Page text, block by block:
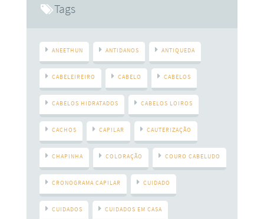
Tags
ANEETHUN ANTIDANOS ANTIQUEDA
CABELEIREIRO CABELO CABELOS
CABELOS HIDRATADOS CABELOS LOIROS
CACHOS CAPILAR CAUTERIZAÇÃO
CHAPINHA COLORAÇÃO COURO CABELUDO
CRONOGRAMA CAPILAR CUIDADO
CUIDADOS CUIDADOS EM CASA